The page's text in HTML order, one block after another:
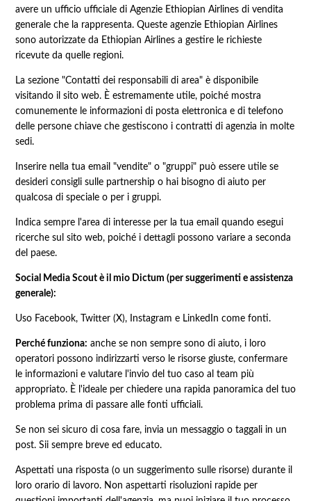
avere un ufficio ufficiale di Agenzie Ethiopian Airlines di vendita
generale che la rappresenta. Queste agenzie Ethiopian Airlines
sono autorizzate da Ethiopian Airlines a gestire le richieste
ricevute da quelle regioni.
La sezione "Contatti dei responsabili di area" è disponibile
visitando il sito web. È estremamente utile, poiché mostra
comunemente le informazioni di posta elettronica e di telefono
delle persone chiave che gestiscono i contratti di agenzia in molte
sedi.
Inserire nella tua email "vendite" o "gruppi" può essere utile se
desideri consigli sulle partnership o hai bisogno di aiuto per
qualcosa di speciale o per i gruppi.
Indica sempre l'area di interesse per la tua email quando esegui
ricerche sul sito web, poiché i dettagli possono variare a seconda
del paese.
Social Media Scout è il mio Dictum (per suggerimenti e assistenza
generale):
Uso Facebook, Twitter (X), Instagram e LinkedIn come fonti.
Perché funziona: anche se non sempre sono di aiuto, i loro
operatori possono indirizzarti verso le risorse giuste, confermare
le informazioni e valutare l'invio del tuo caso al team più
appropriato. È l'ideale per chiedere una rapida panoramica del tuo
problema prima di passare alle fonti ufficiali.
Se non sei sicuro di cosa fare, invia un messaggio o taggali in un
post. Sii sempre breve ed educato.
Aspettati una risposta (o un suggerimento sulle risorse) durante il
loro orario di lavoro. Non aspettarti risoluzioni rapide per